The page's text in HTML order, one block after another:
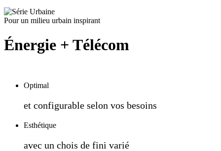
Pour un milieu urbain inspirant
Énergie + Télécom
Optimal
et configurable selon vos besoins
Esthétique
avec un chois de fini varié